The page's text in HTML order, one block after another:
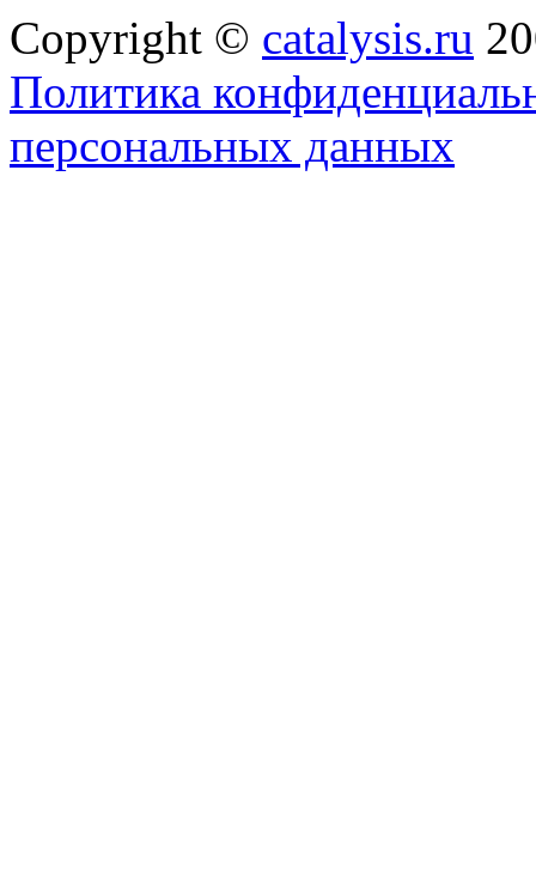
Copyright © catalysis.ru
Политика
персональных данных